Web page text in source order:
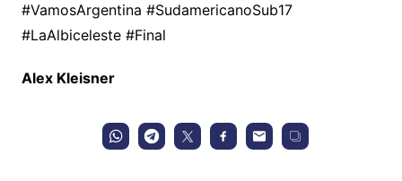
#VamosArgentina #SudamericanoSub17
#LaAlbiceleste #Final
Alex Kleisner